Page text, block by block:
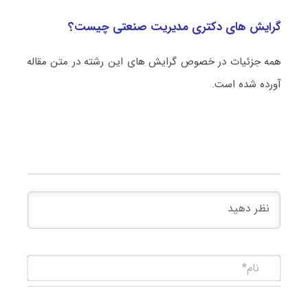
گرایش های دکتری مدیریت صنعتی چیست؟
همه جزئیات در خصوص گرایش های این رشته در متن مقاله
آورده شده است.